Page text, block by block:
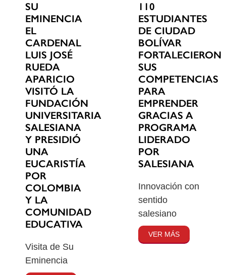
SU
EMINENCIA
EL
CARDENAL
LUIS JOSÉ
RUEDA
APARICIO
VISITÓ LA
FUNDACIÓN
UNIVERSITARIA
SALESIANA
Y PRESIDIÓ
UNA
EUCARISTÍA
POR
COLOMBIA
Y LA
COMUNIDAD
EDUCATIVA
Visita de Su
Eminencia
110
ESTUDIANTES
DE CIUDAD
BOLÍVAR
FORTALECIERON
SUS
COMPETENCIAS
PARA
EMPRENDER
GRACIAS A
PROGRAMA
LIDERADO
POR
SALESIANA
Innovación con
sentido
salesiano
VER MÁS